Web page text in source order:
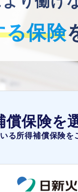
る保険
償保険を
る所得補償保険を